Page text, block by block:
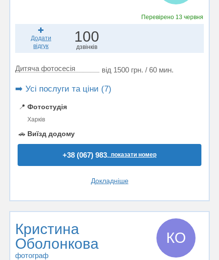
Перевірено 13 червня
Додати
відгук
100
дзвінків
Дитяча фотосесія від 1500 грн. / 60 мин.
➡️ Усі послуги та ціни (7)
📍 Фотостудія
Харків
🚗 Виїзд додому
+38 (067) 983..показати номер
Докладніше
Кристина
Оболонкова
фотограф
КО